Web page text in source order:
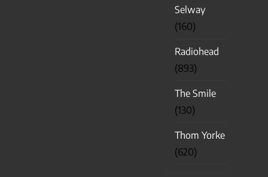
Selway
(160)
Radiohead
(893)
The Smile
(130)
Thom Yorke
(620)